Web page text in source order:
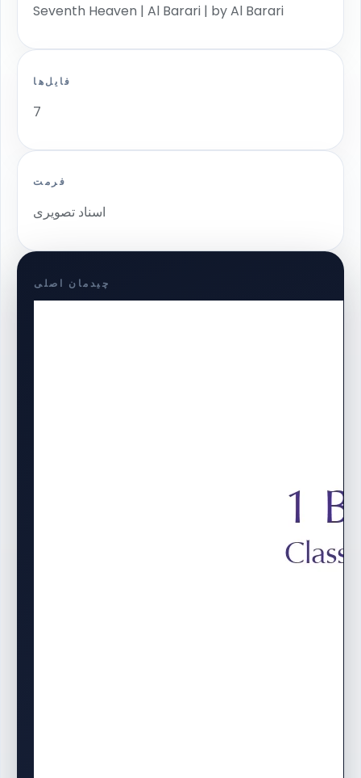
Seventh Heaven | Al Barari | by Al Barari
فایل‌ها
7
فرمت
اسناد تصویری
چیدمان اصلی